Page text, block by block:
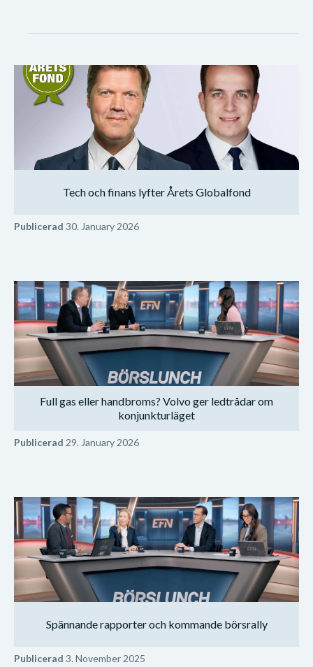
Tech och finans lyfter Årets Globalfond
Publicerad 30. January 2026
Full gas eller handbroms? Volvo ger ledtrådar om
konjunkturläget
Publicerad 29. January 2026
Spännande rapporter och kommande börsrally
Publicerad 3. November 2025